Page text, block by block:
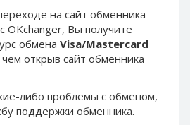
на сайт обменника
OKchanger, Вы получите
обмена Visa/Mastercard
чем открыв сайт обменника
либо проблемы с обменом,
поддержки обменника.
Paxum EUR
Epay USD
Epay EUR
Phone Balance UAH
Phone Balance AMD